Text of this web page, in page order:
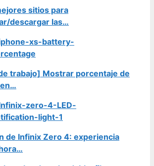
sitios para
descargar las…
trabajo] Mostrar porcentaje de
de Infinix Zero 4: experiencia